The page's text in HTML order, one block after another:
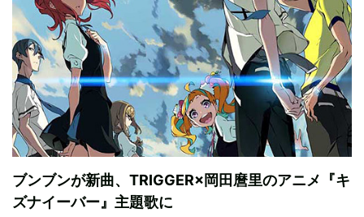
ブンブンが新曲、TRIGGER×岡田麿里のアニメ『キ
ズナイーバー』主題歌に